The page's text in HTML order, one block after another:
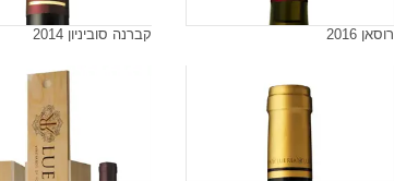
רוסאן 2016 קברנה סוביניון 2014